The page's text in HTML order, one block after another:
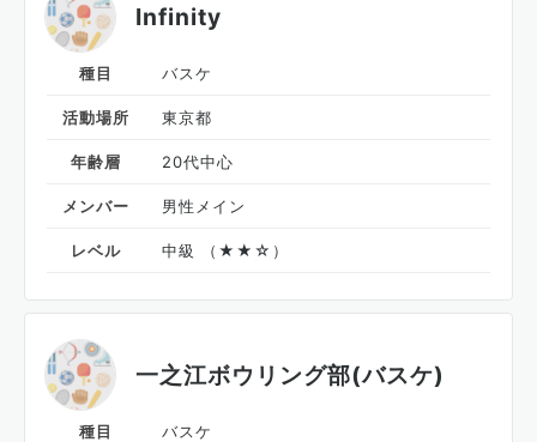
Infinity
種目 バスケ
活動場所 東京都
年齢層 20代中心
メンバー 男性メイン
レベル 中級 （★★☆）
一之江ボウリング部(バスケ)
種目 バスケ